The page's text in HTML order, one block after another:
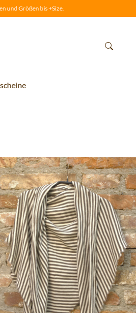
und Größen bis +Size.